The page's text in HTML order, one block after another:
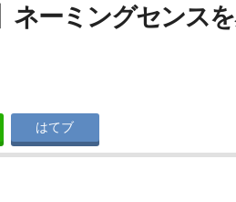
ネーミングセンス
はてブ